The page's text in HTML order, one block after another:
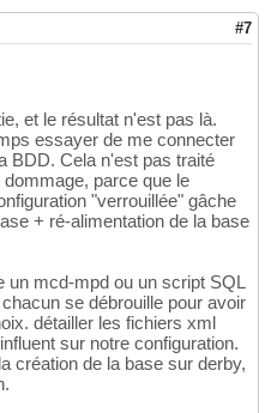
#7
et le résultat n'est pas là.
essayer de me connecter
BDD. Cela n'est pas traité
parce que le
"verrouillée" gâche
+ ré-alimentation de la base
un mcd-mpd ou un script SQL
se débrouille pour avoir
détailler les fichiers xml
sur notre configuration.
création de la base sur derby,